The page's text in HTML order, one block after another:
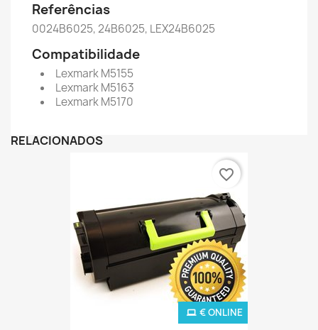
Referências
0024B6025, 24B6025, LEX24B6025
Compatibilidade
Lexmark M5155
Lexmark M5163
Lexmark M5170
RELACIONADOS
€ ONLINE
favorite_border